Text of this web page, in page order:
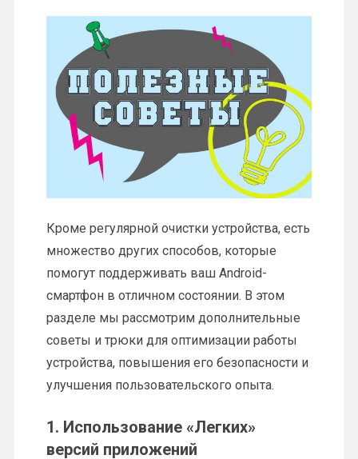
Кроме регулярной очистки устройства, есть
множество других способов, которые
помогут поддерживать ваш Android-
смартфон в отличном состоянии. В этом
разделе мы рассмотрим дополнительные
советы и трюки для оптимизации работы
устройства, повышения его безопасности и
улучшения пользовательского опыта.
1. Использование «Легких»
версий приложений